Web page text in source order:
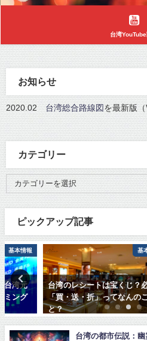
台湾
お知らせ
2020.02 台湾総合路線図 を最新版（
カテゴリー
ピックアップ記事
基本情報
台湾のレシートは宝くじ？必読
「買・送・折」ってなんのこ
と？
台湾の都市伝説：